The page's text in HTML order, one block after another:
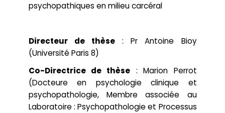
psychopathiques en milieu carcéral
Directeur de thèse: Pr Antoine Bioy
(Université Paris 8)
Co-Directrice de thèse : Marion Perrot
(Docteure en psychologie clinique et
psychopathologie, Membre associée au
Laboratoire : Psychopathologie et Processus